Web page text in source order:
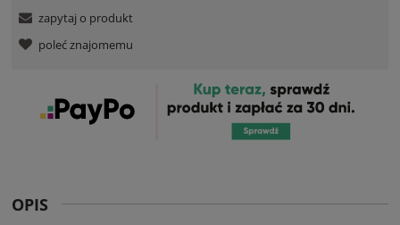
zapytaj o produkt
poleć znajomemu
OPIS